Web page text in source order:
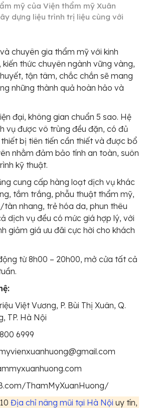
mỹ của Viện thẩm mỹ Xuân
dựng liệu trình trị liệu cùng với
chuyên gia thẩm mỹ với kinh
thức chuyên ngành vững vàng,
tận tâm, chắc chắn sẽ mang
những thành quả hoàn hảo và
đại, không gian chuẩn 5 sao. Hệ
vụ được vô trùng đều đặn, có đủ
bị tiên tiến cần thiết và được bổ
nhằm đảm bảo tính an toàn, suôn
kỹ thuật.
cung cấp hàng loạt dịch vụ khác
tắm trắng, phẫu thuật thẩm mỹ,
nhang, trẻ hóa da, phun thêu
dịch vụ đều có mức giá hợp lý, với
giảm giá ưu đãi cực hời cho khách
từ 8h00 – 20h00, mở cửa tất cả
Việt Vương, P. Bùi Thị Xuân, Q.
TP. Hà Nội
6999
ThamMyXuanHuong/
Địa chỉ nâng mũi tại Hà Nội uy tín,